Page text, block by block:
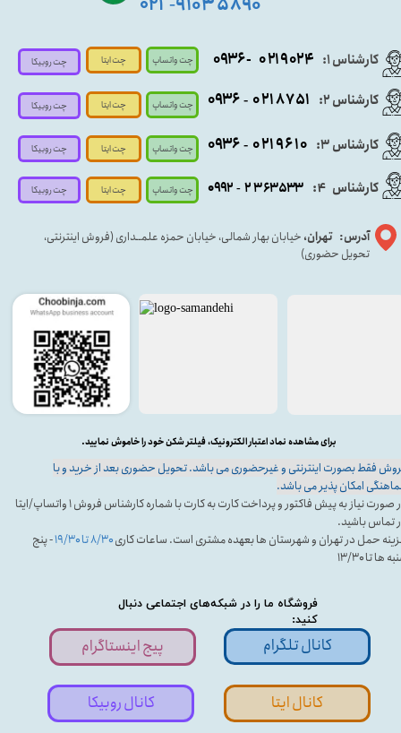
فروشگاه ما را در شبکه‌های اجتماعی دنبال
کنید:
کارشناس ۱: ۰۲۱۹۰۲۴ - ۰۹۳۶
آدرس: تهران، خیابان بهار شمالی، خیابان حمزه علمــداری (فروش اینترنتی،
تحویل حضوری)
-۰۲۱
کارشناس ۳: ۰۲۱۹۶۱۰ -۰۹۳۶
فقط بصورت اینترنتی و غیرحضوری می باشد. تحویل حضوری بعد از خرید و با
امکان پذیر می باشد.
در صورت نیاز به پیش فاکتور و پرداخت کارت به کارت با شماره کارشناس فروش ۱ واتساپ/ایتا
تماس باشید.
حمل در تهران و شهرستان ها بعهده مشتری است. ساعات کاری۸/۳۰ تا ۱۹/۳۰
- پنج
ها تا ۱۳/۳۰
برای مشاهده نماد اعتبار الکترونیک، فیلتر شکن خود را خاموش نمایید.
پیج اینستاگرام کانال تلگرام
کارشناس ۲: ۰۲۱۸۷۵۱ - ۰۹۳۶
کانال ایتا کانال روبیکا
کارشناس 4
: ۲۳۶۳۵۳۳ - ۰۹۹۲
چت واتساپ
چت واتساپ
چت واتساپ
چت واتساپ
چت ایتا
چت ایتا
چت ایتا
چت ایتا
چت روبیکا
چت روبیکا
چت روبیکا
چت روبیکا